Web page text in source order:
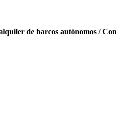
de barcos autónomos / Con